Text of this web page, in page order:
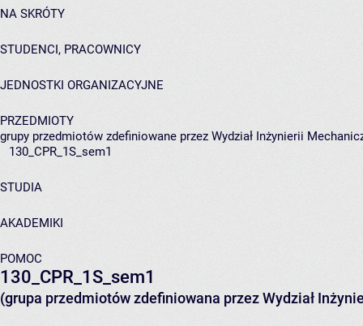
NA SKRÓTY
STUDENCI, PRACOWNICY
JEDNOSTKI ORGANIZACYJNE
PRZEDMIOTY
grupy przedmiotów zdefiniowane przez Wydział Inżynierii
130_CPR_1S_sem1
STUDIA
AKADEMIKI
POMOC
130_CPR_1S_sem1
(grupa przedmiotów zdefiniowana przez Wydział